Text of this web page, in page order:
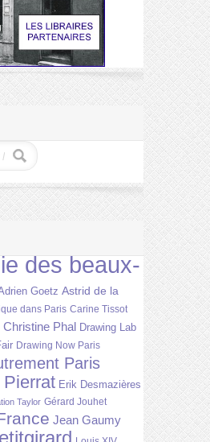
des beaux-
Goetz Astrid de la
dans Paris Carine Tissot
Christine Phal Drawing Lab
Drawing Now Paris
Paris
Erik Desmazières
Taylor Gérard Jouhet
Jean Gaumy